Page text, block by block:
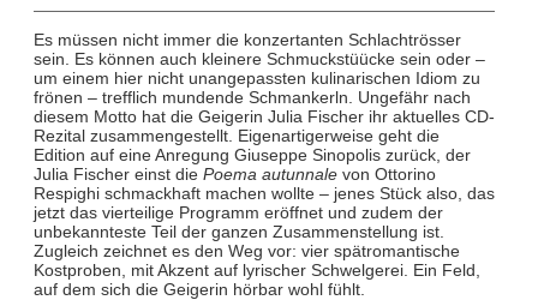
Es müssen nicht immer die konzertanten Schlachtrösser
sein. Es können auch kleinere Schmuckstüücke sein oder –
um einem hier nicht unangepassten kulinarischen Idiom zu
frönen – trefflich mundende Schmankerln. Ungefähr nach
diesem Motto hat die Geigerin Julia Fischer ihr aktuelles CD-
Rezital zusammengestellt. Eigenartigerweise geht die
Edition auf eine Anregung Giuseppe Sinopolis zurück, der
Julia Fischer einst die Poema autunnalevon Ottorino
Respighi schmackhaft machen wollte – jenes Stück also, das
jetzt das vierteilige Programm eröffnet und zudem der
unbekannteste Teil der ganzen Zusammenstellung ist.
Zugleich zeichnet es den Weg vor: vier spätromantische
Kostproben, mit Akzent auf lyrischer Schwelgerei. Ein Feld,
auf dem sich die Geigerin hörbar wohl fühlt.